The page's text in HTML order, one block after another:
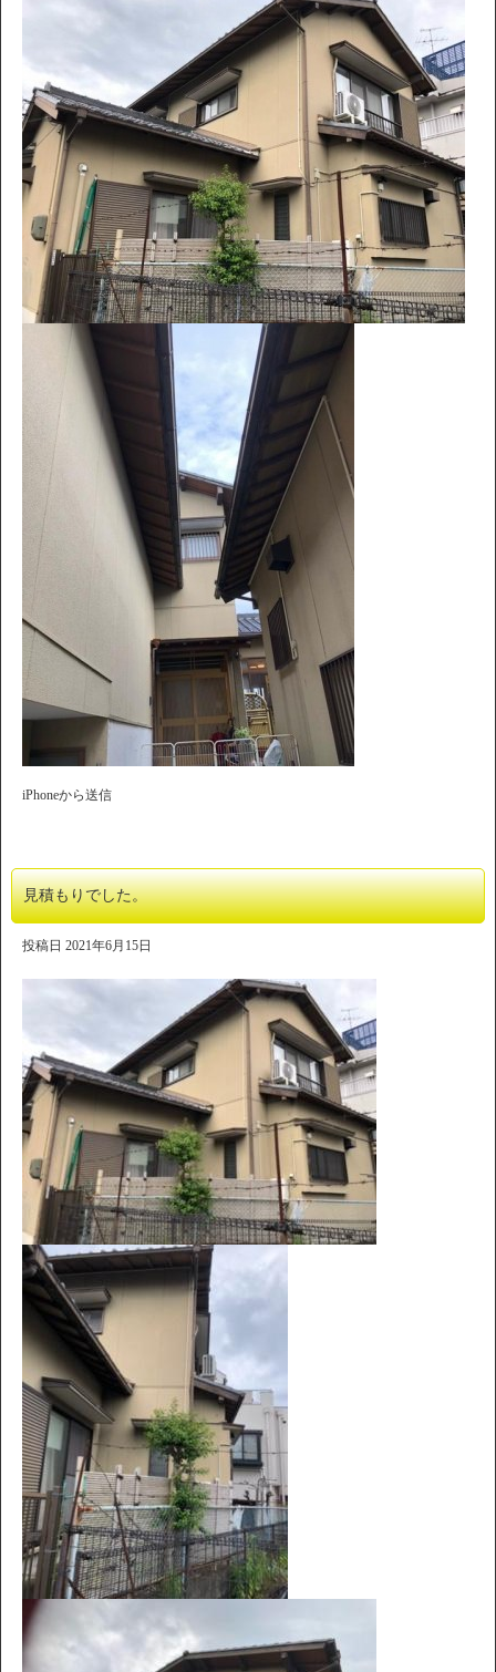
iPhoneから送信
見積もりでした。
投稿日 2021年6月15日